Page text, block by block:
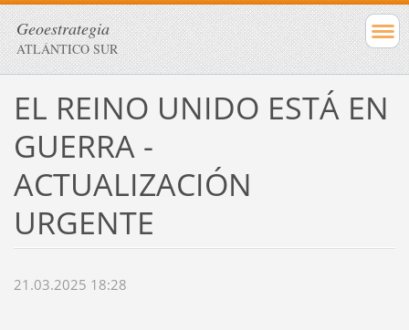
Geoestrategia
ATLÁNTICO SUR
EL REINO UNIDO ESTÁ EN
GUERRA -
ACTUALIZACIÓN
URGENTE
21.03.2025 18:28